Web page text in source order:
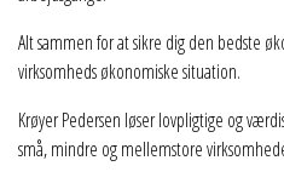
Alt sammen for at sikre dig den bedste
virksomheds økonomiske situation.
Krøyer Pedersen løser lovpligtige og
små, mindre og mellemstore